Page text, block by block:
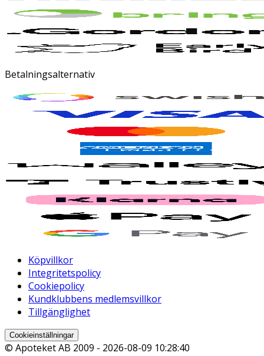
Betalningsalternativ
Köpvillkor
Integritetspolicy
Cookiepolicy
Kundklubbens medlemsvillkor
Tillgänglighet
Cookieinställningar
© Apoteket AB 2009 - 2026-08-09 10:28:40